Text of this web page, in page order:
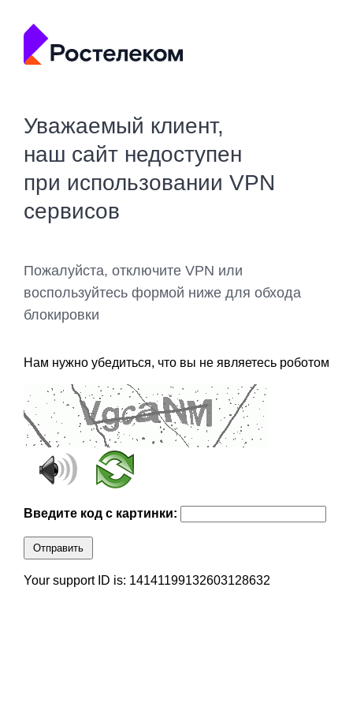
Уважаемый клиент,
наш сайт недоступен
при использовании VPN
сервисов
Пожалуйста, отключите VPN или
воспользуйтесь формой ниже для обхода
блокировки
Нам нужно убедиться, что вы не являетесь роботом
Введите код с картинки:
Отправить
Your support ID is: 14141199132603128632